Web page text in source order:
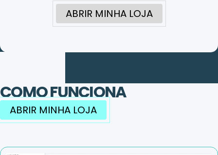
ABRIR MINHA LOJA
COMO FUNCIONA
ABRIR MINHA LOJA